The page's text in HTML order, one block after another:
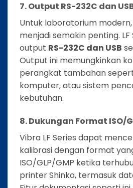
7. Output RS-232C dan
Untuk laboratorium
menjadi semakin penting.
output RS-232C dan USB
Output ini memungkinkan
perangkat tambahan
komputer, atau sistem
kebutuhan.
8. Dukungan Format ISO/
Vibra LF Series dapat
kalibrasi dengan format
ISO/GLP/GMP ketika
printer Shinko, termasuk